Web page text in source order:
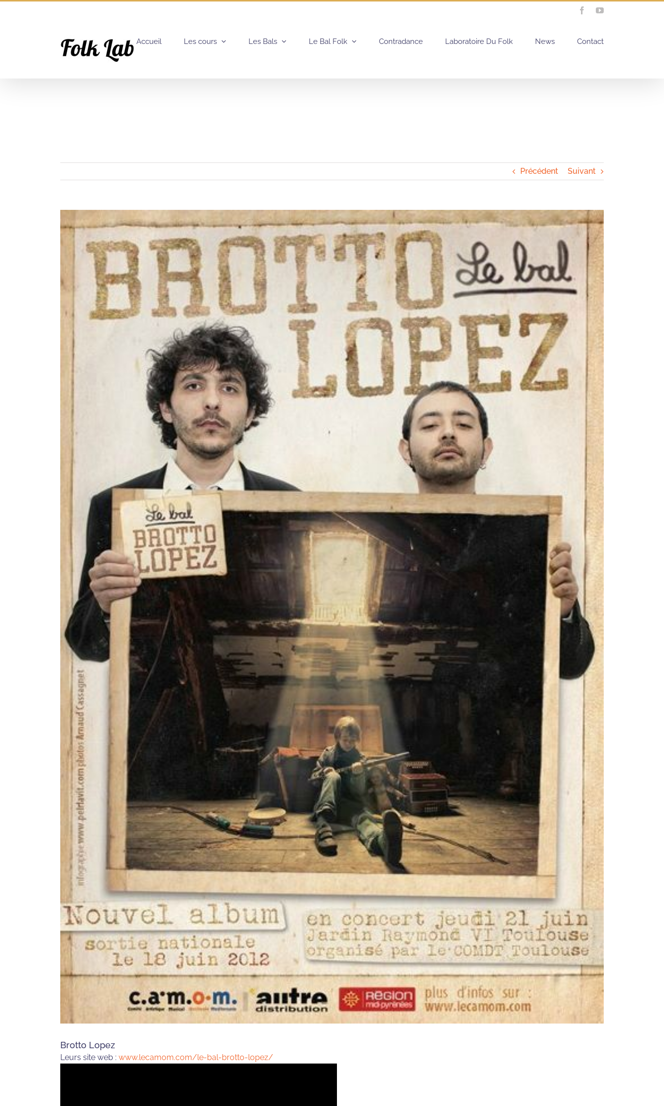
FacebookYouTube
Accueil Les cours Les Bals Le Bal Folk Contradance Laboratoire Du Folk News Contact
Précédent Suivant
Brotto Lopez
Leurs site web : www.lecamom.com/le-bal-brotto-lopez/